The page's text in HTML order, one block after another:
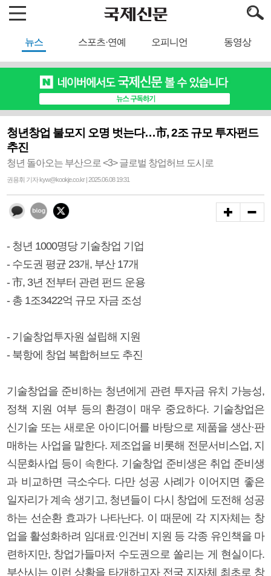
뉴스 스포츠·연예 오피니언 동영상
청년창업 불모지 오명 벗는다…市, 2조 규모 투자펀드
추진
청년 돌아오는 부산으로 <3> 글로벌 창업허브 도시로
권용휘 기자 kyw@kookje.co.kr | 2025.06.08 19:31
- 청년 1000명당 기술창업 기업
- 수도권 평균 23개, 부산 17개
- 市, 3년 전부터 관련 펀드 운용
- 총 1조3422억 규모 자금 조성
- 기술창업투자원 설립해 지원
- 북항에 창업 복합허브도 추진
기술창업을 준비하는 청년에게 관련 투자금 유치 가능성,
정책 지원 여부 등의 환경이 매우 중요하다. 기술창업은
신기술 또는 새로운 아이디어를 바탕으로 제품을 생산·판
매하는 사업을 말한다. 제조업을 비롯해 전문서비스업, 지
식문화사업 등이 속한다. 기술창업 준비생은 취업 준비생
과 비교하면 극소수다. 다만 성공 사례가 이어지면 좋은
일자리가 계속 생기고, 청년들이 다시 창업에 도전해 성공
하는 선순환 효과가 나타난다. 이 때문에 각 지자체는 창
업을 활성화하려 임대료·인건비 지원 등 각종 유인책을 마
련하지만, 창업가들마저 수도권으로 쏠리는 게 현실이다.
부산시는 이런 상황을 타개하고자 전국 지자체 최초로 창